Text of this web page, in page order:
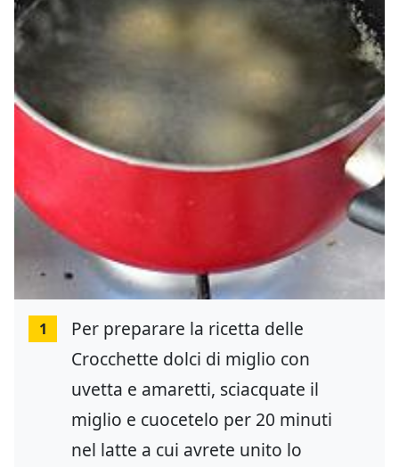
1
Per preparare la ricetta delle
Crocchette dolci di miglio con
uvetta e amaretti, sciacquate il
miglio e cuocetelo per 20 minuti
nel latte a cui avrete unito lo